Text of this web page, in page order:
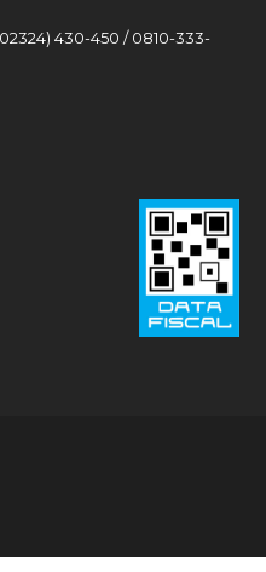
430-450 / 0810-333-